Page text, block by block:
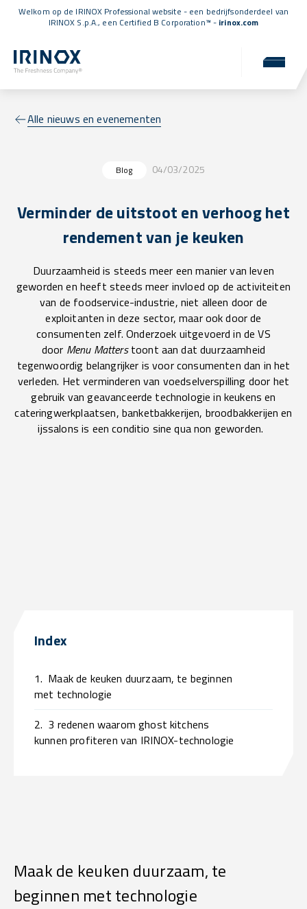
Welkom op de IRINOX Professional website - een bedrijfsonderdeel van
IRINOX S.p.A., een Certified B Corporation™ - irinox.com
Alle nieuws en evenementen
Blog 04/03/2025
Verminder de uitstoot en verhoog het
rendement van je keuken
Duurzaamheid is steeds meer een manier van leven
geworden en heeft steeds meer invloed op de activiteiten
van de foodservice-industrie, niet alleen door de
exploitanten in deze sector, maar ook door de
consumenten zelf. Onderzoek uitgevoerd in de VS
door Menu Matterstoont aan dat duurzaamheid
tegenwoordig belangrijker is voor consumenten dan in het
verleden. Het verminderen van voedselverspilling door het
gebruik van geavanceerde technologie in keukens en
cateringwerkplaatsen, banketbakkerijen, broodbakkerijen en
ijssalons is een conditio sine qua non geworden.
Index
1. Maak de keuken duurzaam, te beginnen
met technologie
2. 3 redenen waarom ghost kitchens
kunnen profiteren van IRINOX-technologie
Maak de keuken duurzaam, te
beginnen met technologie